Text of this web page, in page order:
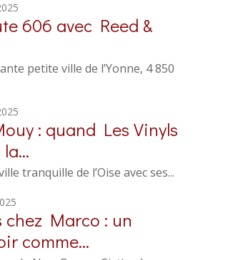
606 avec Reed &
petite ville de l’Yonne, 4 850
: quand Les Vinyls
tranquille de l’Oise avec ses...
chez Marco : un
comme...